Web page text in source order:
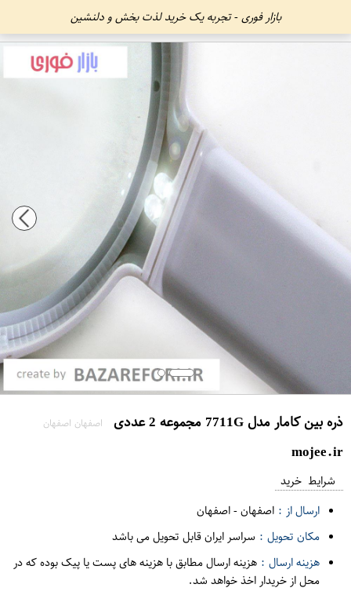
بازار فوری - تجربه یک خرید لذت بخش و دلنشین
ذره بین کامار مدل 7711G مجموعه 2 عددی اصفهان اصفهان
mojee.ir
شرایط خرید
ارسال از : اصفهان-اصفهان
مکان تحویل : سراسر ایران قابل تحویل می باشد
هزینه ارسال : هزینه ارسال مطابق با هزینه های پست یا پیک بوده که در
محل از خریدار اخذ خواهد شد.